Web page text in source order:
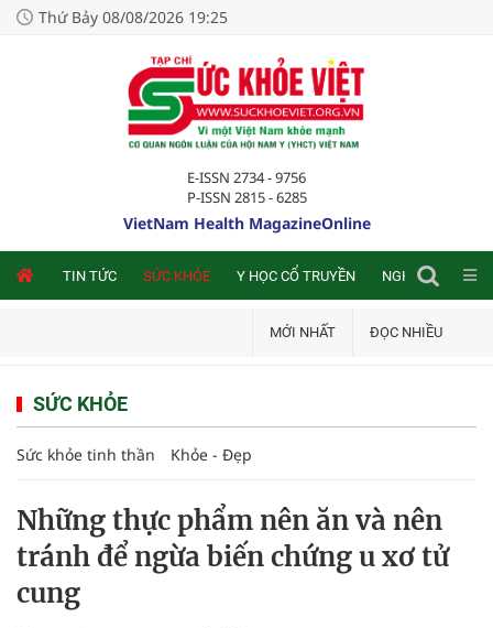
Thứ Bảy 08/08/2026 19:25
E-ISSN 2734 - 9756
P-ISSN 2815 - 6285
VietNam Health MagazineOnline
TIN TỨC SỨC KHỎE Y HỌC CỔ TRUYỀN NGHIÊN CỨU
MỚI NHẤT ĐỌC NHIỀU
SỨC KHỎE
Sức khỏe tinh thần Khỏe - Đẹp
Những thực phẩm nên ăn và nên
tránh để ngừa biến chứng u xơ tử
cung